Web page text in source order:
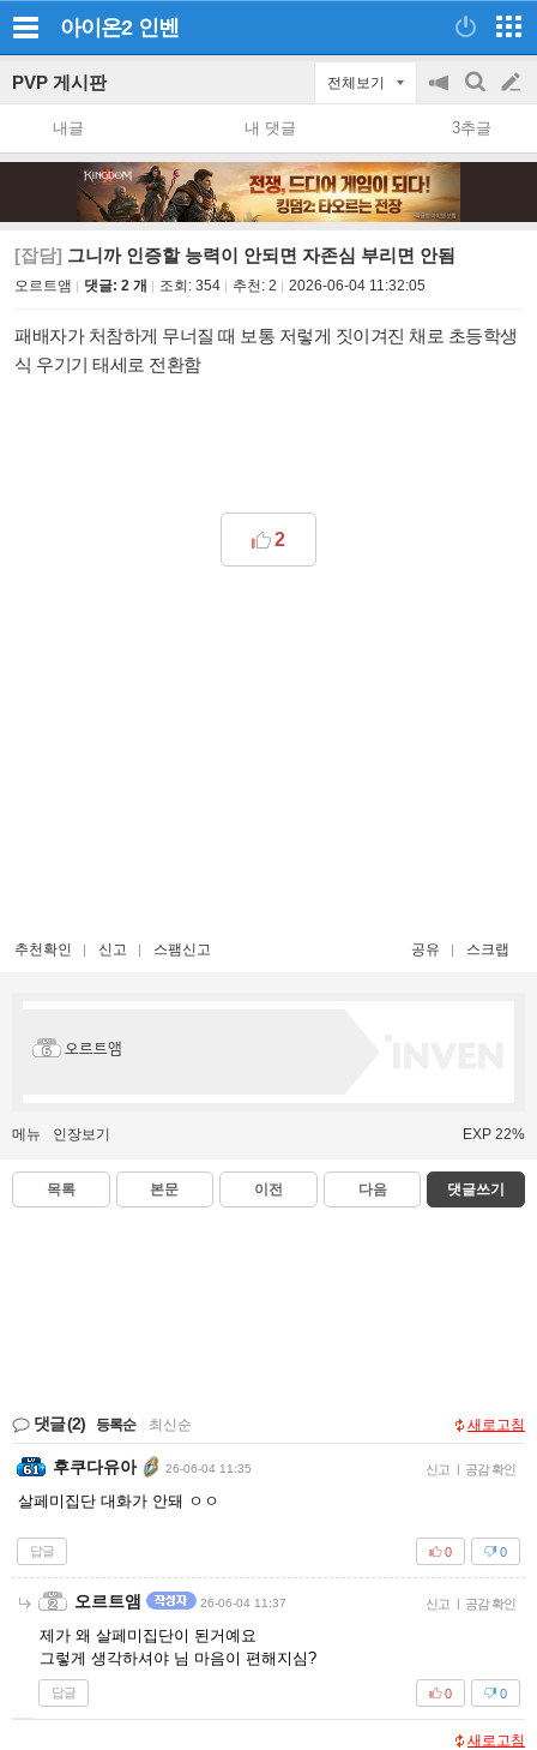
아이온2 인벤
PVP 게시판 전체보기
공
on/off
검
색
글
쓰
내글 내 댓글 3추글
[잡담] 그니까 인증할 능력이 안되면 자존심 부리면 안됨
오르트앰 댓글: 2 개 조회: 354 추천: 2 2026-06-04 11:32:05
패배자가 처참하게 무너질 때 보통 저렇게 짓이겨진 채로 초등학생
식 우기기 태세로 전환함
2
추천확인 신고 스팸신고 공유 스크랩
오르트앰
메뉴 인장보기 EXP 22%
목록 본문 이전 다음 댓글쓰기
댓글(2) 등록순 최신순 새로고침
후쿠다유아 26-06-04 11:35 신고 | 공감 확인
살페미집단 대화가 안돼 ㅇㅇ
답글 0
0
오르트앰 26-06-04 11:37 신고 | 공감 확인
제가 왜 살페미집단이 된거예요
그렇게 생각하셔야 님 마음이 편해지심?
답글 0
0
새로고침